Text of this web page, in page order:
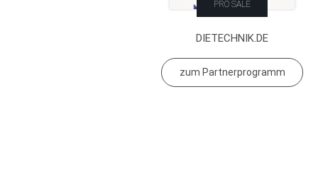
PRO SALE
DIETECHNIK.DE
zum Partnerprogramm